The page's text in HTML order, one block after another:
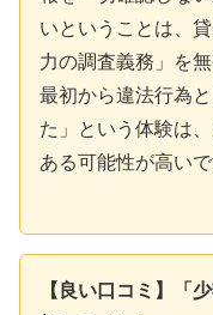
いということは、
力の調査義務」を
最初から違法行為
た」という体験は
ある可能性が高いで
【良い口コミ】「